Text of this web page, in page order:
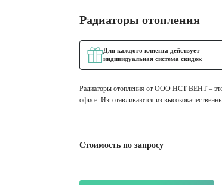
Радиаторы отопления
Для каждого клиента действует
индивидуальная система скидок
Радиаторы отопления от ООО НСТ ВЕНТ – это
офисе. Изготавливаются из
Стоимость по запросу